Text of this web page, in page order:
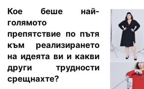
Кое беше най-
голямото
препятствие по пътя
към реализирането
на идеята ви и какви
други трудности
срещнахте?